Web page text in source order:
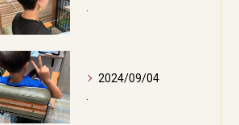
.
2024/09/04
.